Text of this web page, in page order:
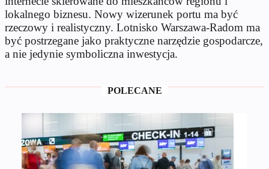
lokalnego biznesu. Nowy wizerunek portu ma być
rzeczowy i realistyczny. Lotnisko Warszawa-Radom ma
być postrzegane jako praktyczne narzędzie gospodarcze,
a nie jedynie symboliczna inwestycja.
POLECANE